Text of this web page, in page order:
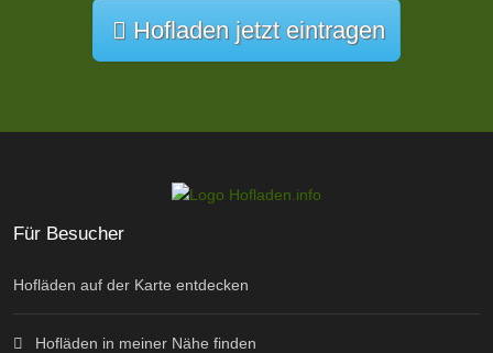
Hofladen jetzt eintragen
Für Besucher
Hofläden auf der Karte entdecken
Hofläden in meiner Nähe finden